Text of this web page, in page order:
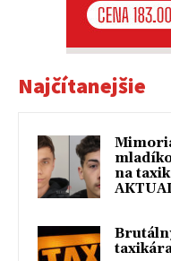
Najčítanejšie
na